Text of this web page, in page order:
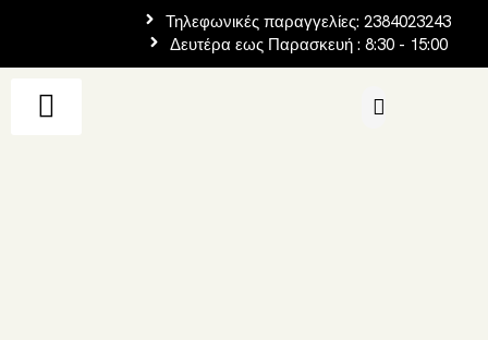
Τηλεφωνικές παραγγελίες: 2384023243
Δευτέρα εως Παρασκευή : 8:30 - 15:00